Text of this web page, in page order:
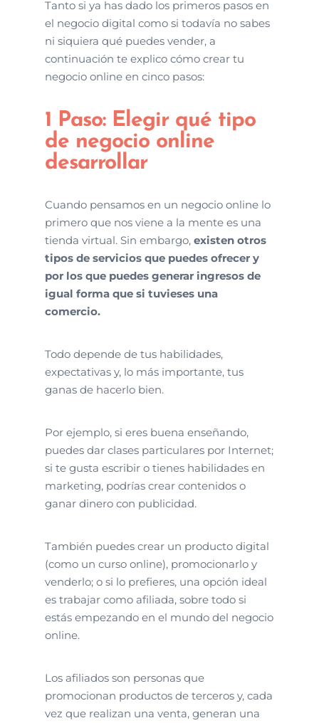
Tanto si ya has dado los primeros pasos en
el negocio digital como si todavía no sabes
ni siquiera qué puedes vender, a
continuación te explico cómo crear tu
negocio online en cinco pasos:
1 Paso: Elegir qué tipo
de negocio online
desarrollar
Cuando pensamos en un negocio online lo
primero que nos viene a la mente es una
tienda virtual. Sin embargo, existen otros
tipos de servicios que puedes ofrecer y
por los que puedes generar ingresos de
igual forma que si tuvieses una
comercio.
Todo depende de tus habilidades,
expectativas y, lo más importante, tus
ganas de hacerlo bien.
Por ejemplo, si eres buena enseñando,
puedes dar clases particulares por Internet;
si te gusta escribir o tienes habilidades en
marketing, podrías crear contenidos o
ganar dinero con publicidad.
También puedes crear un producto digital
(como un curso online), promocionarlo y
venderlo; o si lo prefieres, una opción ideal
es trabajar como afiliada, sobre todo si
estás empezando en el mundo del negocio
online.
Los afiliados son personas que
promocionan productos de terceros y, cada
vez que realizan una venta, generan una